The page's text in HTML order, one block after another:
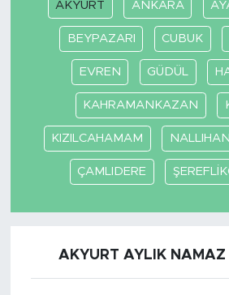
AKYURT ANKARA
BEYPAZARI CUBUK
EVREN GÜDÜL
KAHRAMANKAZAN
KIZILCAHAMAM NALLIHAN
ÇAMLIDERE
AKYURT AYLIK NAMAZ